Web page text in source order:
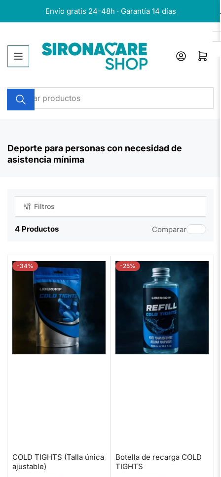
Envío gratis 24-48h · Garantía 14 días
Buscar
productos
Iniciar sesiónAbrir cesta
Deporte para personas con necesidad de
asistencia mínima
Filtros
4 Productos Comparar
-34%
COLD TIGHTS (Talla única
ajustable)
-25%
Botella de recarga COLD
TIGHTS